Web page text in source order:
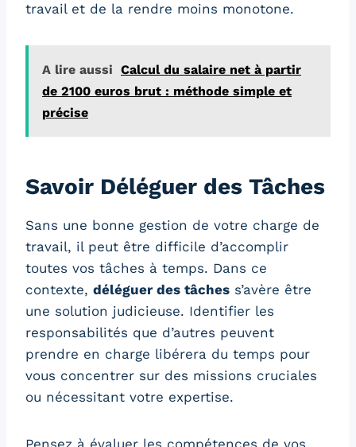
travail et de la rendre moins monotone.
A lire aussi Calcul du salaire net à partir
de 2100 euros brut : méthode simple et
précise
Savoir Déléguer des Tâches
Sans une bonne gestion de votre charge de
travail, il peut être difficile d’accomplir
toutes vos tâches à temps. Dans ce
contexte, déléguer des tâches s’avère être
une solution judicieuse. Identifier les
responsabilités que d’autres peuvent
prendre en charge libérera du temps pour
vous concentrer sur des missions cruciales
ou nécessitant votre expertise.